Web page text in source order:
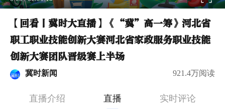
【回看丨冀时大直播】《“冀”高一筹》河北省
职工职业技能创新大赛河北省家政服务职业技能
创新大赛团队晋级赛上半场
冀时新闻 921.4万阅读
直播介绍 直播 实时评论